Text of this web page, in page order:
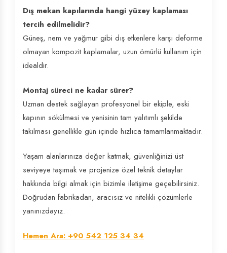
Dış mekan kapılarında hangi yüzey kaplaması
tercih edilmelidir?
Güneş, nem ve yağmur gibi dış etkenlere karşı deforme
olmayan kompozit kaplamalar, uzun ömürlü kullanım için
idealdir.
Montaj süreci ne kadar sürer?
Uzman destek sağlayan profesyonel bir ekiple, eski
kapının sökülmesi ve yenisinin tam yalıtımlı şekilde
takılması genellikle gün içinde hızlıca tamamlanmaktadır.
Yaşam alanlarınıza değer katmak, güvenliğinizi üst
seviyeye taşımak ve projenize özel teknik detaylar
hakkında bilgi almak için bizimle iletişime geçebilirsiniz.
Doğrudan fabrikadan, aracısız ve nitelikli çözümlerle
yanınızdayız.
Hemen Ara: +90 542 125 34 34